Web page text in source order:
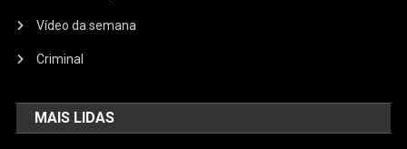
Vídeo da semana
Criminal
MAIS LIDAS